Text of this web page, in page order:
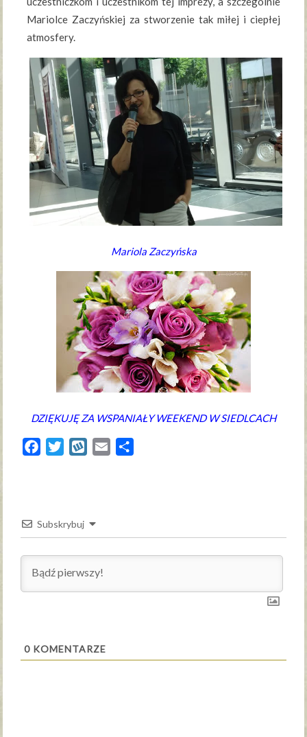
Mariolce Zaczyńskiej za stworzenie tak miłej i ciepłej
atmosfery.
Mariola Zaczyńska
DZIĘKUJĘ ZA WSPANIAŁY WEEKEND W SIEDLCACH
FacebookTwitterWykopEmail
Subskrybuj
0 KOMENTARZE